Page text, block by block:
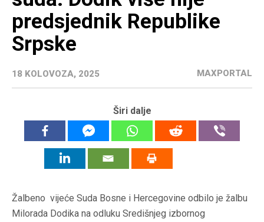
predsjednik Republike
Srpske
18 KOLOVOZA, 2025 MAXPORTAL
Širi dalje
Žalbeno vijeće Suda Bosne i Hercegovine odbilo je žalbu
Milorada Dodika na odluku Središnjeg izbornog